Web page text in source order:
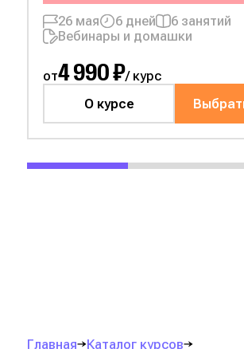
26 мая
6 дней
6 занятий
Вебинары и домашки
от4 990 ₽/ курс
О курсе
Главная
Каталог курсов